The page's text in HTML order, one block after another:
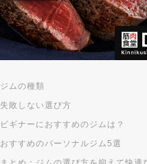
ジムの種類
失敗しない選び方
ビギナーにおすすめのジムは？
おすすめのパーソナルジム5選